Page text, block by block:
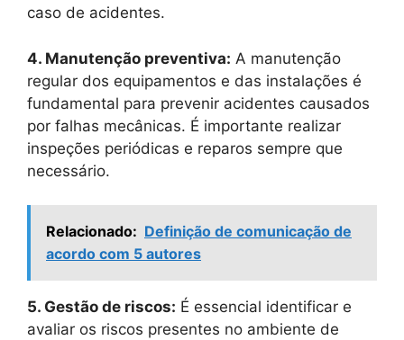
caso de acidentes.
4. Manutenção preventiva: A manutenção
regular dos equipamentos e das instalações é
fundamental para prevenir acidentes causados
por falhas mecânicas. É importante realizar
inspeções periódicas e reparos sempre que
necessário.
Relacionado: Definição de comunicação de
acordo com 5 autores
5. Gestão de riscos: É essencial identificar e
avaliar os riscos presentes no ambiente de